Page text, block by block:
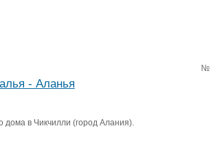
№
- Аланья
дома в Чикчилли (город Алания).